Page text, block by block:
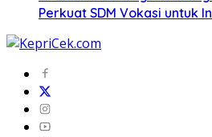
Perkuat SDM Vokasi untuk